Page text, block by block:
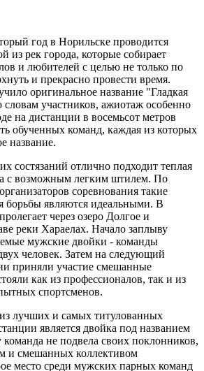
год в Норильске проводится
из рек города, которые собирает
и любителей с целью не только по
и прекрасно провести время.
оригинальное название "Гладкая
словам участников, ажиотаж особенно
на дистанции в восемьсот метров
обученных команд, каждая из которых
название.
состязаний отлично подходит теплая
с возможным легким штилем. По
соревнования такие
борьбы являются идеальными. В
через озеро Долгое и
реки Хараелах. Начало заплыву
мужские двойки - команды
человек. Затем на следующий
приняли участие смешанные
как из профессионалов, так и из
спортсменов.
лучших и самых титулованных
является двойка под названием
не подвела своих поклонников,
и смешанных коллективом
место среди мужских парных команд